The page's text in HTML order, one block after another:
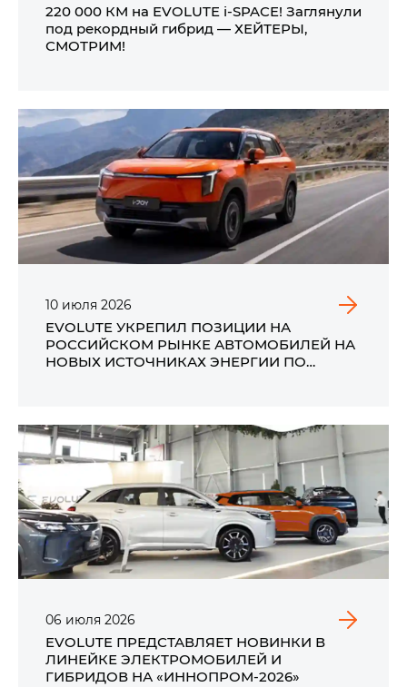
220 000 КМ на EVOLUTE i‑SPACE! Заглянули
под рекордный гибрид — ХЕЙТЕРЫ,
СМОТРИМ!
10 июля 2026
EVOLUTE УКРЕПИЛ ПОЗИЦИИ НА
РОССИЙСКОМ РЫНКЕ АВТОМОБИЛЕЙ НА
НОВЫХ ИСТОЧНИКАХ ЭНЕРГИИ ПО
06 июля 2026
EVOLUTE ПРЕДСТАВЛЯЕТ НОВИНКИ В
ЛИНЕЙКЕ ЭЛЕКТРОМОБИЛЕЙ И
ГИБРИДОВ НА «ИННОПРОМ-2026»